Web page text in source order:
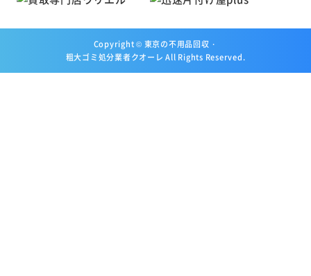
Copyright © 東京の不用品回収・
粗大ゴミ処分業者クオーレ All Rights Reserved.